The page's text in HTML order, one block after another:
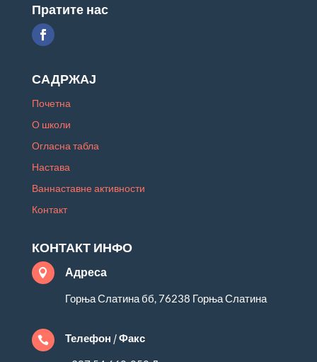
Пратите нас
САДРЖАЈ
Почетна
О школи
Огласна табла
Настава
Ваннаставне активности
Контакт
КОНТАКТ ИНФО
 Адреса
Горња Слатина бб, 76238 Горња Слатина
 Телефон / Факс